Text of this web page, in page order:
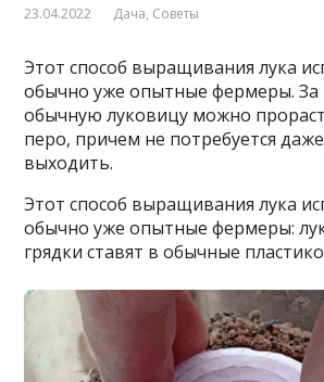
23.04.2022 Дача, Советы
Этот способ выращивания лука
обычно уже опытные фермеры. За
обычную луковицу можно
перо, причем не потребуется
выходить.
Этот способ выращивания лука
обычно уже опытные фермеры:
грядки ставят в обычные